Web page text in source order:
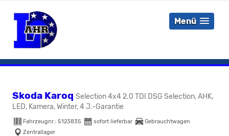
Menü
Skoda Karoq Selection 4x4 2.0 TDI DSG Selection, AHK,
LED, Kamera, Winter, 4 J.-Garantie
Fahrzeugnr.: 5123835 sofort lieferbar
Gebrauchtwagen
Zentrallager